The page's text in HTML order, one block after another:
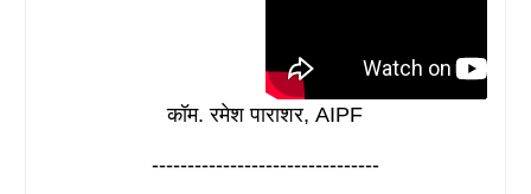
कॉम. रमेश पाराशर, AIPF
--------------------------------